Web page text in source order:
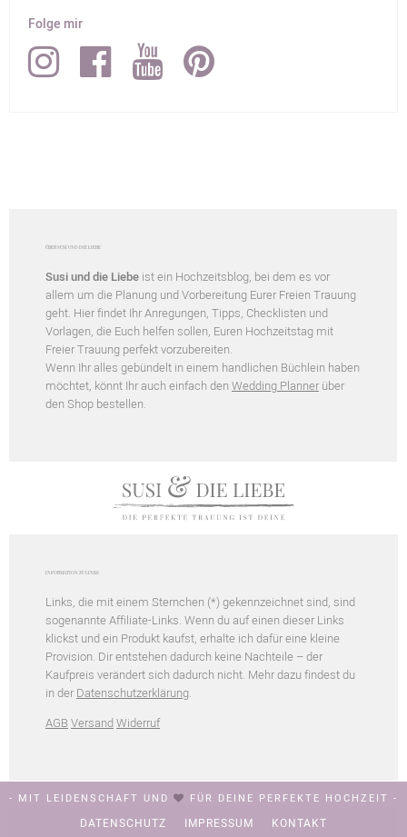
Folge mir
ÜBER SUSI UND DIE LIEBE
Susi und die Liebe ist ein Hochzeitsblog, bei dem es vor
allem um die Planung und Vorbereitung Eurer Freien Trauung
geht. Hier findet Ihr Anregungen, Tipps, Checklisten und
Vorlagen, die Euch helfen sollen, Euren Hochzeitstag mit
Freier Trauung perfekt vorzubereiten.
Wenn Ihr alles gebündelt in einem handlichen Büchlein haben
möchtet, könnt Ihr auch einfach den Wedding Planner über
den Shop bestellen.
INFORMATION ZU LINKS
Links, die mit einem Sternchen (*) gekennzeichnet sind, sind
sogenannte Affiliate-Links. Wenn du auf einen dieser Links
klickst und ein Produkt kaufst, erhalte ich dafür eine kleine
Provision. Dir entstehen dadurch keine Nachteile – der
Kaufpreis verändert sich dadurch nicht. Mehr dazu findest du
in der Datenschutzerklärung.
AGB VersandWiderruf
- MIT LEIDENSCHAFT UND FÜR DEINE PERFEKTE HOCHZEIT -
DATENSCHUTZ IMPRESSUM KONTAKT